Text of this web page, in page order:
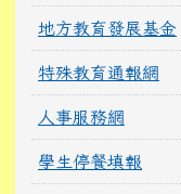
地方教育發展基金
特殊教育通報網
人事服務網
學生停餐填報